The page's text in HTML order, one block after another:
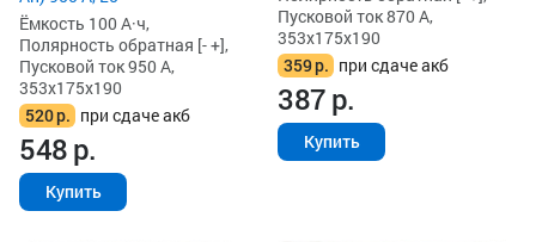
Ёмкость 100 А·ч,
Полярность обратная [- +],
Пусковой ток 950 А,
353x175x190
520р. при сдаче акб
548р.
Купить
Пусковой ток 870 А,
353x175x190
359р. при сдаче акб
387р.
Купить